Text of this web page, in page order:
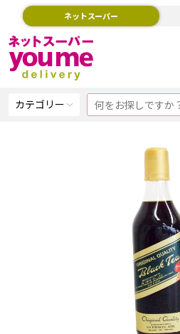
ネットスーパー
カテゴリー